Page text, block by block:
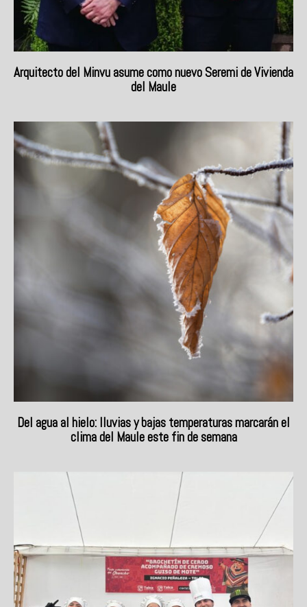
Arquitecto del Minvu asume como nuevo Seremi de Vivienda
del Maule
Del agua al hielo: lluvias y bajas temperaturas marcarán el
clima del Maule este fin de semana